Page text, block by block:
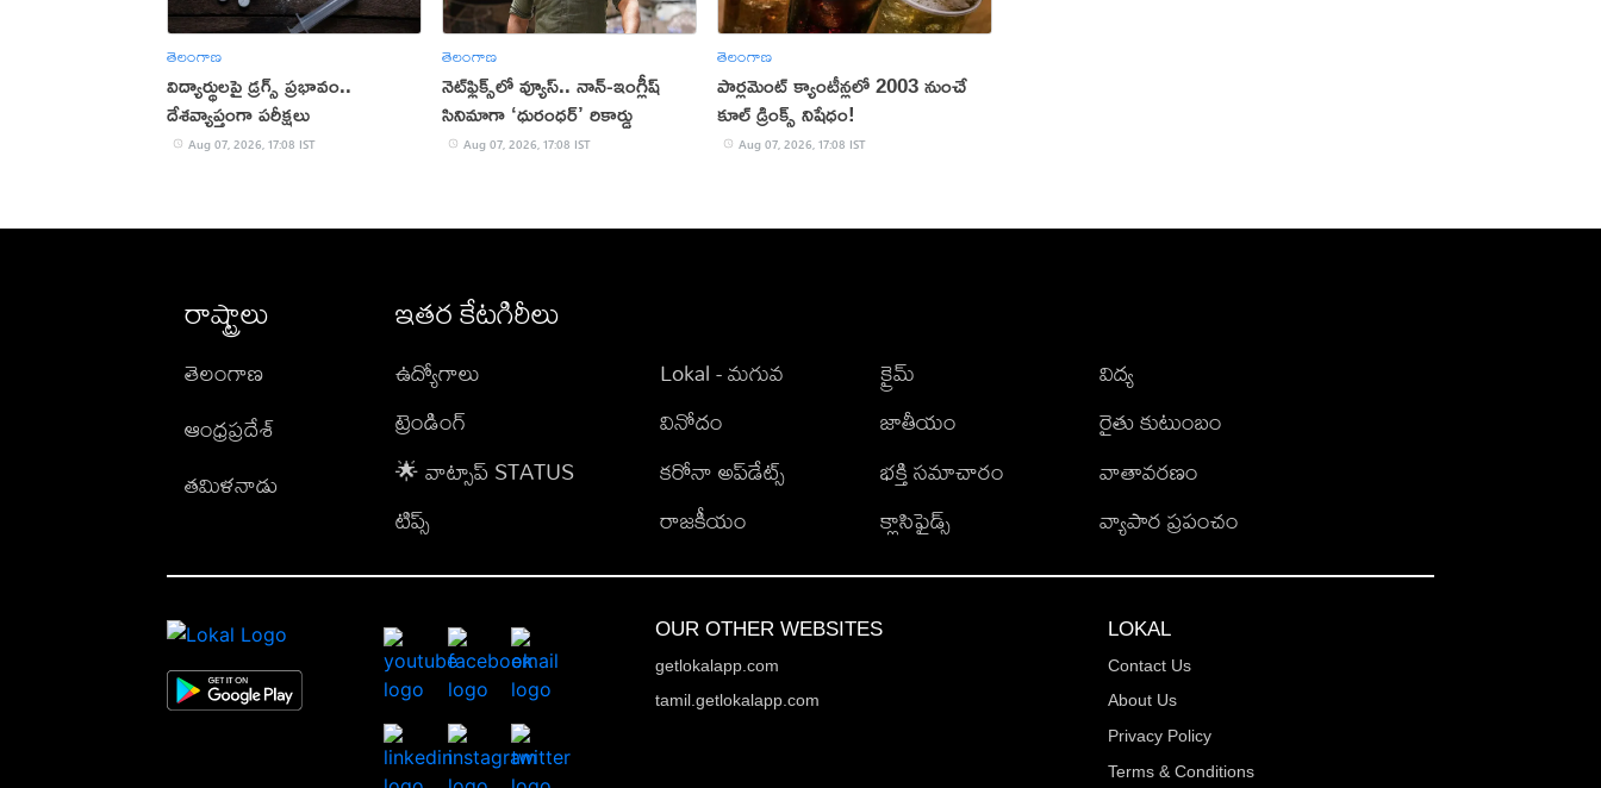
తెలంగాణ
విద్యార్థులపై డ్రగ్స్ ప్రభావం..
దేశవ్యాప్తంగా పరీక్షలు
Aug 07, 2026, 17:08 IST
తెలంగాణ
నెట్‌ఫ్లిక్స్‌లో వ్యూస్.. నాన్-ఇంగ్లీష్
సినిమాగా ‘ధురంధర్’ రికార్డు
Aug 07, 2026, 17:08 IST
తెలంగాణ
పార్లమెంట్ క్యాంటీన్లలో 2003 నుంచే
కూల్ డ్రింక్స్ నిషేధం!
Aug 07, 2026, 17:08 IST
రాష్ట్రాలు
తెలంగాణ
ఆంధ్రప్రదేశ్
తమిళనాడు
ఇతర కేటగిరీలు
ఉద్యోగాలు
ట్రెండింగ్
🌟 వాట్సాప్ STATUS
టిప్స్
Lokal - మగువ
వినోదం
కరోనా అప్‌డేట్స్
రాజకీయం
క్రైమ్
జాతీయం
భక్తి సమాచారం
క్లాసిఫైడ్స్
విద్య
రైతు కుటుంబం
వాతావరణం
వ్యాపార ప్రపంచం
OUR OTHER WEBSITES
getlokalapp.com
tamil.getlokalapp.com
LOKAL
Contact Us
About Us
Privacy Policy
Terms & Conditions